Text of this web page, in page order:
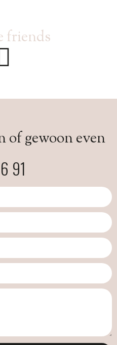
friends
of gewoon even
91